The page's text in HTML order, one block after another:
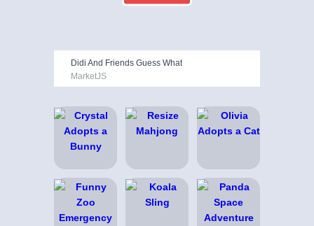
Didi And Friends Guess What
MarketJS